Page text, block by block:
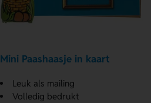
Mini Paashaasje in kaart
Leuk als mailing
Volledig bedrukt